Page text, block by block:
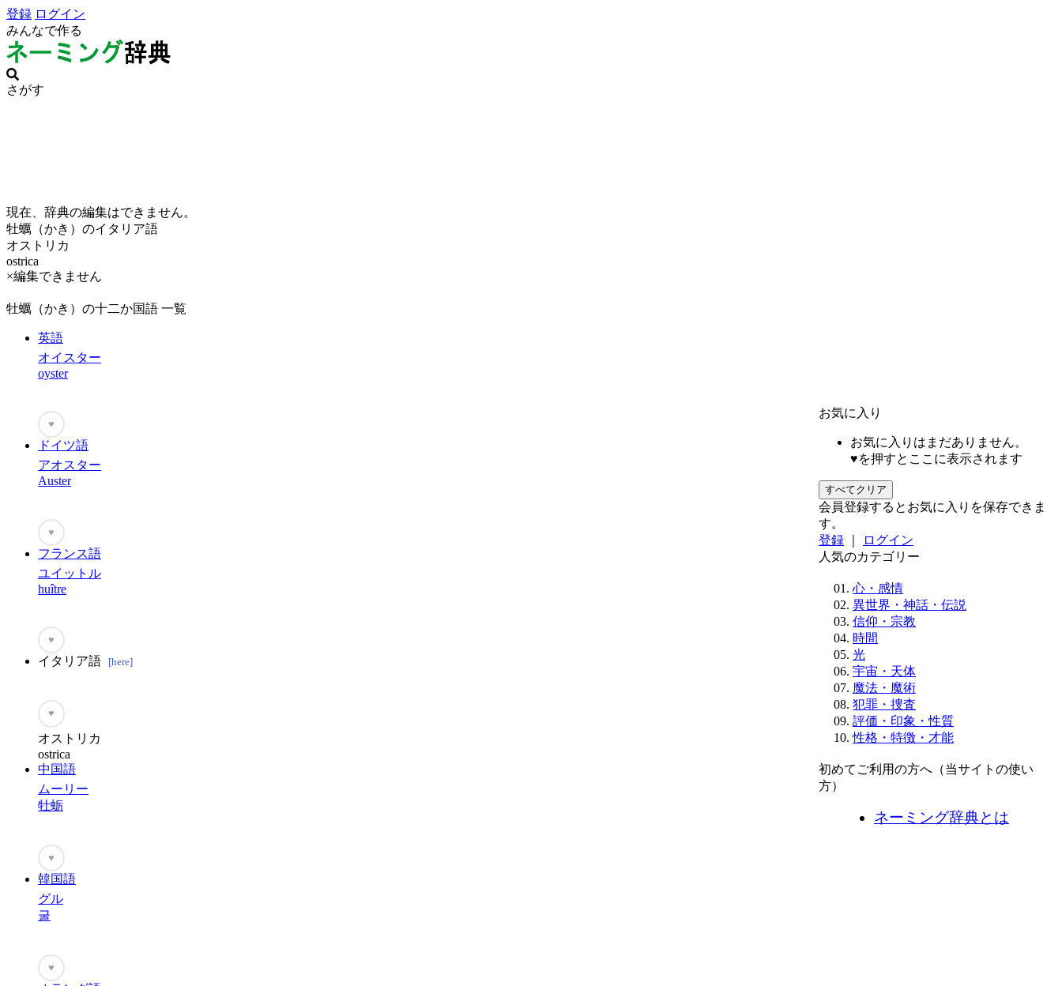
登録 ログイン
みんなで作る
さがす
現在、辞典の編集はできません。
牡蠣（かき）のイタリア語
オストリカ
ostrica
×編集できません
牡蠣（かき）の十二か国語 一覧
英語
オイスター
oyster
♥
ドイツ語
アオスター
Auster
♥
フランス語
ユイットル
huître
♥
イタリア語 [here]
♥
オストリカ
ostrica
中国語
ムーリー
牡蛎
♥
韓国語
グル
굴
♥
お気に入り
お気に入りはまだありません。
♥を押すとここに表示されます
すべてクリア
会員登録するとお気に入りを保存できま
す。
登録
ログイン
人気のカテゴリー
心・感情
異世界・神話・伝説
信仰・宗教
時間
光
宇宙・天体
魔法・魔術
犯罪・捜査
評価・印象・性質
性格・特徴・才能
初めてご利用の方へ（当サイトの使い
方）
ネーミング辞典とは